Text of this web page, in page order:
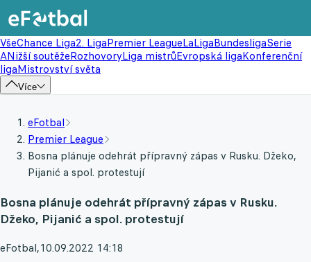
VšeChance Liga2. LigaPremier LeagueLaLigaBundesligaSerie
ANižší soutěžeRozhovoryLiga mistrůEvropská ligaKonferenční
ligaMistrovství světa
Více
eFotbal
Premier League
Bosna plánuje odehrát přípravný zápas v Rusku. Džeko,
Pijanić a spol. protestují
Bosna plánuje odehrát přípravný zápas v Rusku.
Džeko, Pijanić a spol. protestují
eFotbal,10.09.2022 14:18